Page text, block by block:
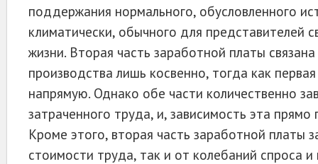
поддержания нормального, обусловленного
климатически, обычного для представителей
жизни. Вторая часть заработной платы
производства лишь косвенно, тогда как
напрямую. Однако обе части количественно
затраченного труда, и, зависимость эта прямо
Кроме этого, вторая часть заработной платы
стоимости труда, так и от колебаний спроса